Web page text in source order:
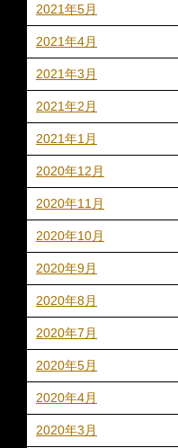
2021年5月
2021年4月
2021年3月
2021年2月
2021年1月
2020年12月
2020年11月
2020年10月
2020年9月
2020年8月
2020年7月
2020年5月
2020年4月
2020年3月